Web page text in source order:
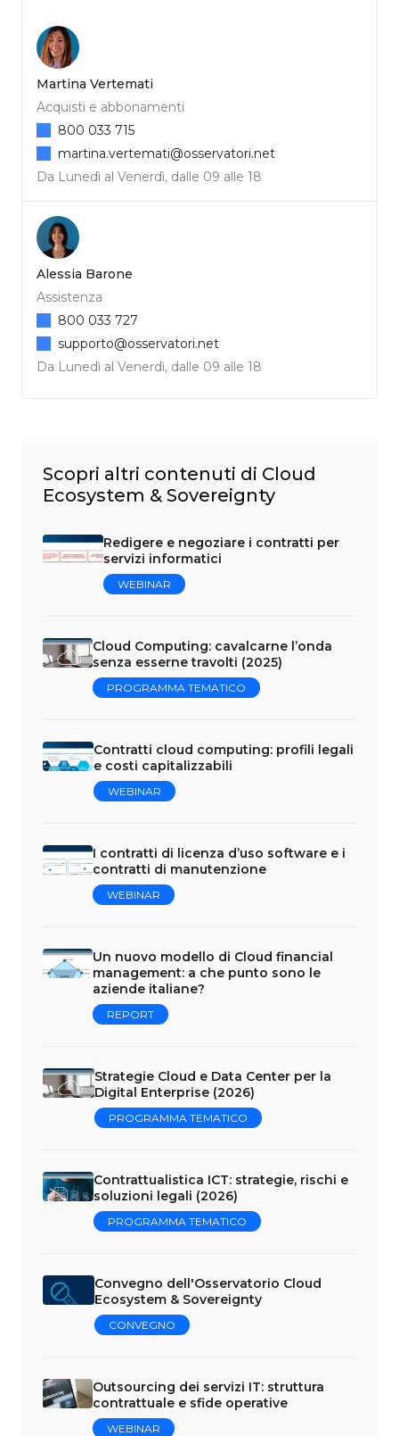
Martina Vertemati
Acquisti e abbonamenti
Da Lunedì al Venerdì, dalle 09 alle 18
800 033 715
martina.vertemati@osservatori.net
Alessia Barone
Assistenza
Da Lunedì al Venerdì, dalle 09 alle 18
800 033 727
supporto@osservatori.net
Scopri altri contenuti di Cloud
Ecosystem & Sovereignty
Redigere e negoziare i contratti per
servizi informatici
WEBINAR
Cloud Computing: cavalcarne l’onda
senza esserne travolti (2025)
PROGRAMMA TEMATICO
Contratti cloud computing: profili legali
e costi capitalizzabili
WEBINAR
I contratti di licenza d’uso software e i
contratti di manutenzione
WEBINAR
Un nuovo modello di Cloud financial
management: a che punto sono le
aziende italiane?
REPORT
Strategie Cloud e Data Center per la
Digital Enterprise (2026)
PROGRAMMA TEMATICO
Contrattualistica ICT: strategie, rischi e
soluzioni legali (2026)
PROGRAMMA TEMATICO
Convegno dell'Osservatorio Cloud
Ecosystem & Sovereignty
CONVEGNO
Outsourcing dei servizi IT: struttura
contrattuale e sfide operative
WEBINAR